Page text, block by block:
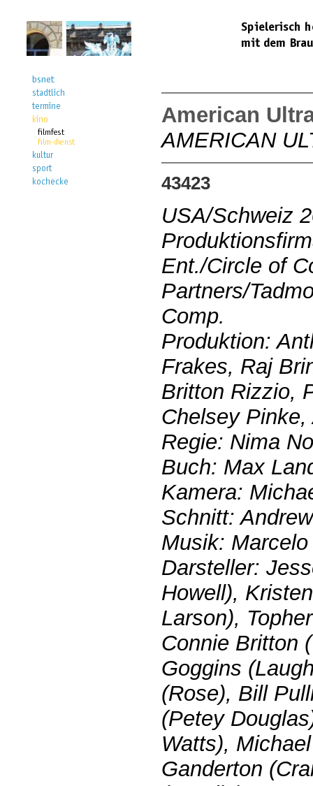
American
AMERICAN
43423
USA/Schweiz
Ent./Circle of
Partners/
Comp.
Produktion:
Frakes, Raj
Britton Rizzio,
Chelsey
Regie: Nima
Buch: Max
Kamera:
Schnitt:
Musik:
Darsteller:
Howell),
Larson),
Connie Britton
Goggins
(Rose), Bill
(Petey
Watts),
Ganderton